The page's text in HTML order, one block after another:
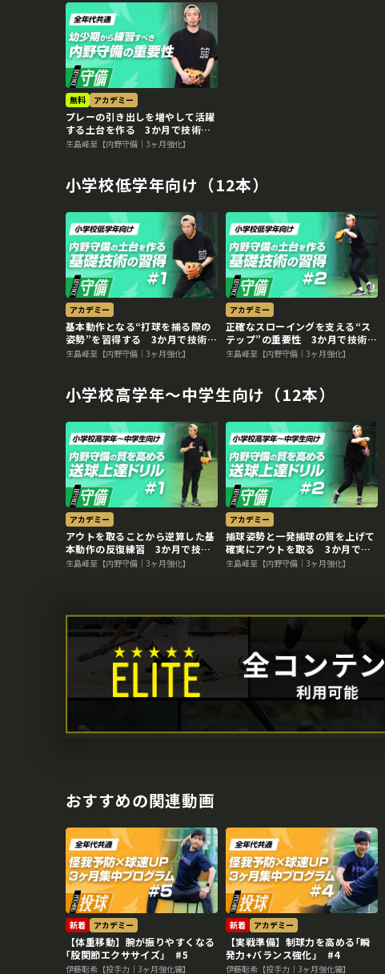
無料 アカデミー
プレーの引き出しを増やして活躍
する土台を作る 3か月で技術力
を変える内野守備向上メソッド
生島峰至【内野守備｜3ヶ月強化】
小学校低学年向け（12本）
アカデミー
基本動作となる“打球を捕る際の
姿勢”を習得する 3か月で技術力
を変える内野守備向上メソッド
生島峰至【内野守備｜3ヶ月強化】
アカデミー
正確なスローイングを支える“ス
テップ”の重要性 3か月で技術力
を変える内野守備向上メソッド
生島峰至【内野守備｜3ヶ月強化】
小学校高学年～中学生向け（12本）
アカデミー
アウトを取ることから逆算した基
本動作の反復練習 3か月で技術
力を変える内野守備向上メソッド
生島峰至【内野守備｜3ヶ月強化】
アカデミー
捕球姿勢と一発捕球の質を上げて
確実にアウトを取る 3か月で技
術力を変える内野守備向上メソッ
生島峰至【内野守備｜3ヶ月強化】
おすすめの関連動画
新着 アカデミー
【体重移動】腕が振りやすくなる
｢股関節エクササイズ｣ #5
伊藤聡希【投手力｜3ヶ月強化編】
新着 アカデミー
【実戦準備】制球力を高める｢瞬
発力+バランス強化｣ #4
伊藤聡希【投手力｜3ヶ月強化編】